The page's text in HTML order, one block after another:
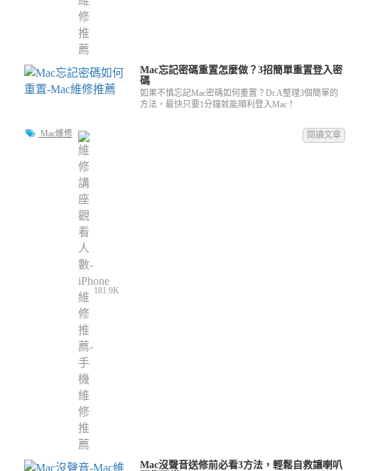
Mac忘記密碼重置怎麼做？3招簡單重置登入密
碼
如果不慎忘記Mac密碼如何重置？Dr.A整理3個簡單的
方法，最快只要1分鐘就能順利登入Mac！
Mac維修
181.9K
閱讀文章
Mac沒聲音送修前必看3方法，輕鬆自救讓喇叭